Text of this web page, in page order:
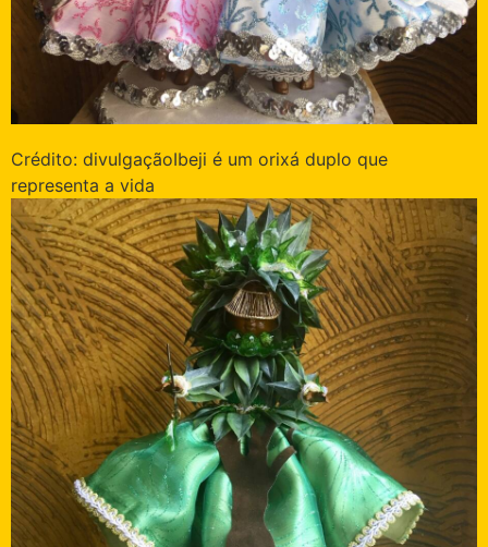
Crédito: divulgaçãoIbeji é um orixá duplo que
representa a vida